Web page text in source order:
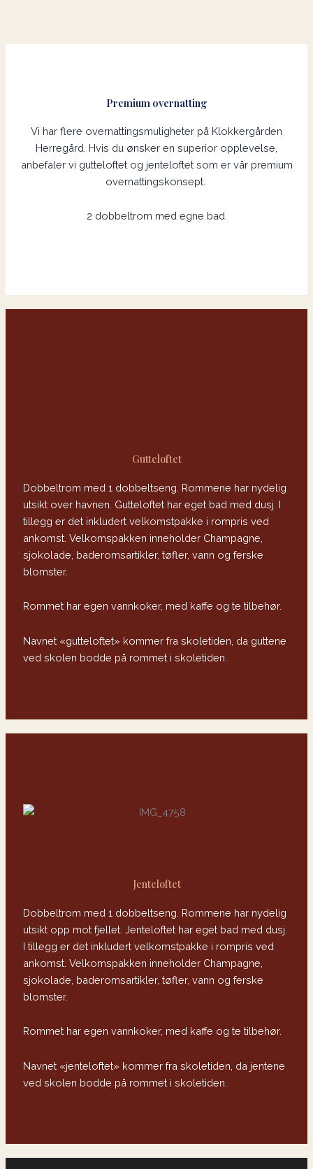
Premium overnatting
Vi har flere overnattingsmuligheter på Klokkergården
Herregård. Hvis du ønsker en superior opplevelse,
anbefaler vi gutteloftet og jenteloftet som er vår premium
overnattingskonsept.
2 dobbeltrom med egne bad.
Gutteloftet
Dobbeltrom med 1 dobbeltseng. Rommene har nydelig
utsikt over havnen. Gutteloftet har eget bad med dusj. I
tillegg er det inkludert velkomstpakke i rompris ved
ankomst. Velkomspakken inneholder Champagne,
sjokolade, baderomsartikler, tøfler, vann og ferske
blomster.
Rommet har egen vannkoker, med kaffe og te tilbehør.
Navnet «gutteloftet» kommer fra skoletiden, da guttene
ved skolen bodde på rommet i skoletiden.
Jenteloftet
Dobbeltrom med 1 dobbeltseng. Rommene har nydelig
utsikt opp mot fjellet. Jenteloftet har eget bad med dusj.
I tillegg er det inkludert velkomstpakke i rompris ved
ankomst. Velkomspakken inneholder Champagne,
sjokolade, baderomsartikler, tøfler, vann og ferske
blomster.
Rommet har egen vannkoker, med kaffe og te tilbehør.
Navnet «jenteloftet» kommer fra skoletiden, da jentene
ved skolen bodde på rommet i skoletiden.